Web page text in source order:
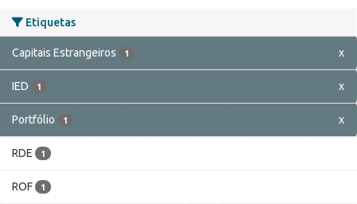
Etiquetas
Capitais Estrangeiros 1 x
IED 1 x
Portfólio 1 x
RDE 1
ROF 1